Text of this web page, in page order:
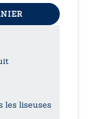
les liseuses